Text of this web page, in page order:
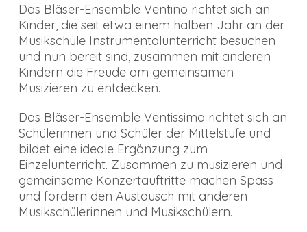
Das Bläser-Ensemble Ventino richtet sich an
Kinder, die seit etwa einem halben Jahr an der
Musikschule Instrumentalunterricht besuchen
und nun bereit sind, zusammen mit anderen
Kindern die Freude am gemeinsamen
Musizieren zu entdecken.
Das Bläser-Ensemble Ventissimo richtet sich an
Schülerinnen und Schüler der Mittelstufe und
bildet eine ideale Ergänzung zum
Einzelunterricht. Zusammen zu musizieren und
gemeinsame Konzertauftritte machen Spass
und fördern den Austausch mit anderen
Musikschülerinnen und Musikschülern.